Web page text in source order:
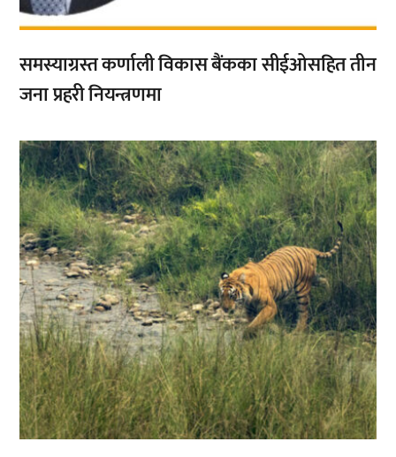
समस्याग्रस्त कर्णाली विकास बैंकका सीईओसहित तीन
जना प्रहरी नियन्त्रणमा
,